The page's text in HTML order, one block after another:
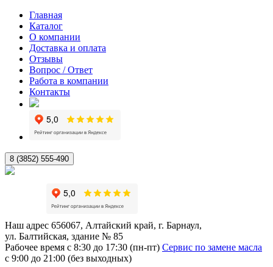
Главная
Каталог
О компании
Доставка и оплата
Отзывы
Вопрос / Ответ
Работа в компании
Контакты
8 (3852) 555-490
Наш адрес 656067, Алтайский край, г. Барнаул,
ул. Балтийская, здание № 85
Рабочее время с 8:30 до 17:30 (пн-пт) Сервис по замене масла
с 9:00 до 21:00 (без выходных)